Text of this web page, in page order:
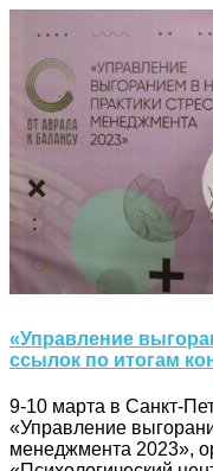
«Управление
ссылок по итогам
9-10 марта в Санкт-
«Управление
менеджмента 2023»,